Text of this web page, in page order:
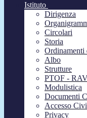
Istituto
Dirigenza
Circolari
Storia
Ordinamenti
Albo
Strutture
PTOF -
Modulistica
Documenti
Accesso
Privacy